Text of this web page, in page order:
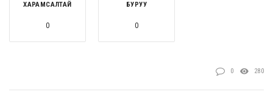
ХАРАМСАЛТАЙ
0
БУРУУ
0
0 280